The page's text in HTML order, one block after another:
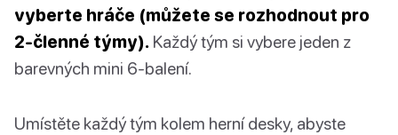
vyberte hráče (můžete se rozhodnout pro
2-členné týmy). Každý tým si vybere jeden z
barevných mini 6-balení.
Umístěte každý tým kolem herní desky, abyste